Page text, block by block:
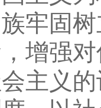
牢固
增强
主义